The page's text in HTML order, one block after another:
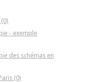
- exemple
des schémas en
(0)